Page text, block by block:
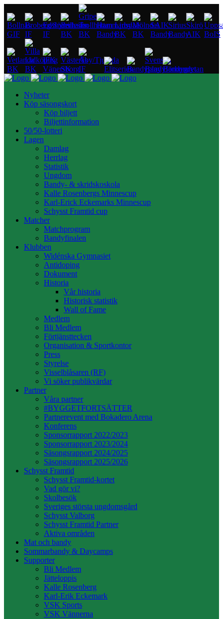
Nyheter
Köp säsongskort
Köp biljett
Biljettinformation
50/50-lotteri
Lagen
Damlag
Herrlag
Statistik
Ungdom
Bandy- & skridskoskola
Kalle Rosenbergs Minnescup
Karl-Erick Eckemarks Minnescup
Schysst Framtid cup
Matcher
Matchprogram
Bandyfinalen
Klubben
Widénska Gymnasiet
Antidoping
Dokument
Historia
Vår historia
Historisk statistik
Wall of Fame
Medlem
Bli Medlem
Förtjänsttecken
Organisation & Sportkontor
Press
Styrelse
Visselblåsaren (RF)
Vi söker publikvärdar
Partner
Våra partner
#BYGGETFORTSÄTTER
Partnerevent med Bokadero Arena
Konferens
Sponsorrapport 2022/2023
Sponsorrapport 2023/2024
Säsongsrapport 2024/2025
Säsongsrapport 2025/2026
Schysst Framtid
Schysst Framtid-kortet
Vad gör vi?
Skolbesök
Sveriges största ungdomsgård
Schysst Valborg
Schysst Framtid Partner
Aktiva områden
Mat och bandy
Sommarbandy & Daycamps
Supporter
Bli Medlem
Jätteloppis
Kalle Rosenberg
Karl-Erik Eckemark
VSK Sports
VSK Vännerna